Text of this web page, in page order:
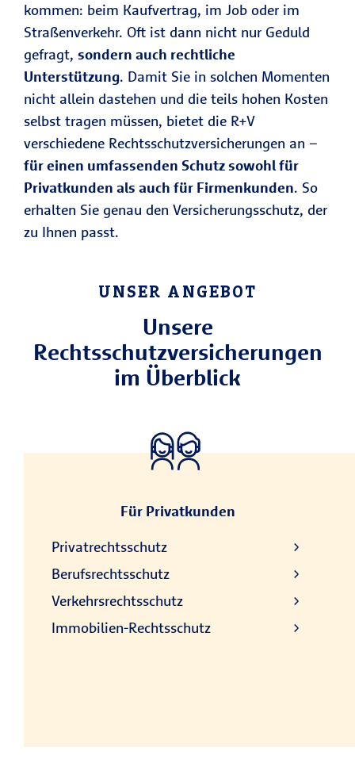
kommen: beim Kaufvertrag, im Job oder im
Straßenverkehr. Oft ist dann nicht nur Geduld
gefragt, sondern auch rechtliche
Unterstützung. Damit Sie in solchen Momenten
nicht allein dastehen und die teils hohen Kosten
selbst tragen müssen, bietet die R+V
verschiedene Rechtsschutzversicherungen an –
für einen umfassenden Schutz sowohl für
Privatkunden als auch für Firmenkunden. So
erhalten Sie genau den Versicherungsschutz, der
zu Ihnen passt.
UNSER ANGEBOT
Unsere
Rechtsschutzversicherungen
im Überblick
Für Privatkunden
Privatrechtsschutz
Berufsrechtsschutz
Verkehrsrechtsschutz
Immobilien-Rechtsschutz